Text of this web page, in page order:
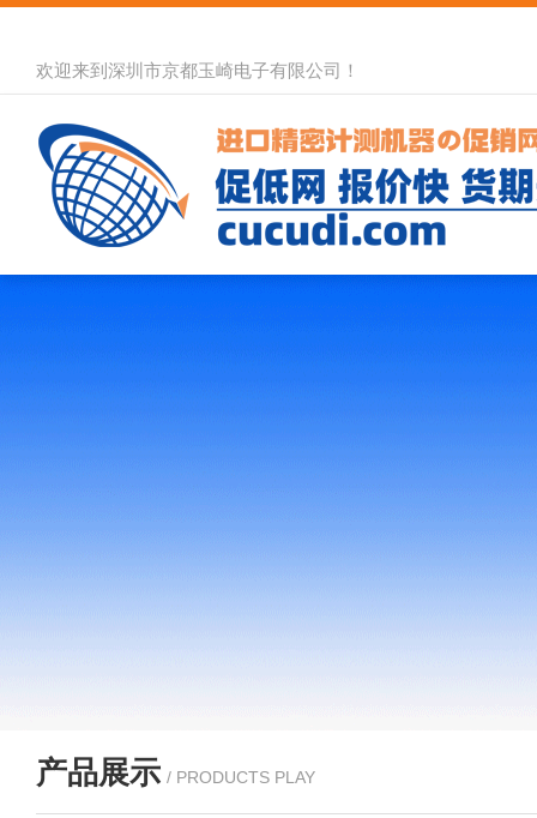
欢迎来到深圳市京都玉崎电子有限公司！
产品展示 / PRODUCTS PLAY